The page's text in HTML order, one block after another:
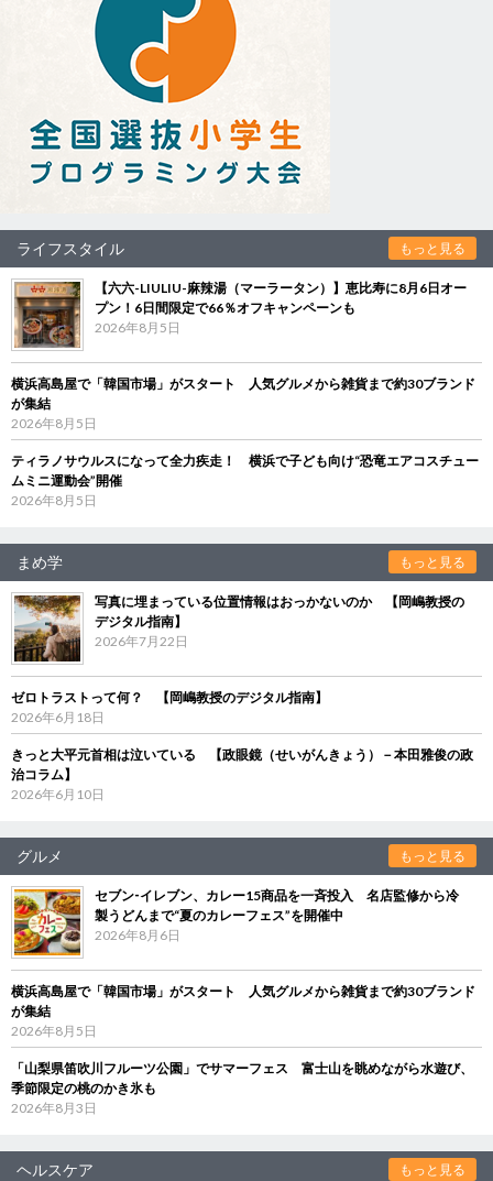
ライフスタイル もっと見る
【六六-LIULIU-麻辣湯（マーラータン）】恵比寿に8月6日オー
プン！6日間限定で66％オフキャンペーンも
2026年8月5日
横浜高島屋で「韓国市場」がスタート 人気グルメから雑貨まで約30ブランド
が集結
2026年8月5日
ティラノサウルスになって全力疾走！ 横浜で子ども向け“恐竜エアコスチュー
ムミニ運動会”開催
2026年8月5日
まめ学 もっと見る
写真に埋まっている位置情報はおっかないのか 【岡嶋教授の
デジタル指南】
2026年7月22日
ゼロトラストって何？ 【岡嶋教授のデジタル指南】
2026年6月18日
きっと大平元首相は泣いている 【政眼鏡（せいがんきょう）－本田雅俊の政
治コラム】
2026年6月10日
グルメ もっと見る
セブン‐イレブン、カレー15商品を一斉投入 名店監修から冷
製うどんまで“夏のカレーフェス”を開催中
2026年8月6日
横浜高島屋で「韓国市場」がスタート 人気グルメから雑貨まで約30ブランド
が集結
2026年8月5日
「山梨県笛吹川フルーツ公園」でサマーフェス 富士山を眺めながら水遊び、
季節限定の桃のかき氷も
2026年8月3日
ヘルスケア もっと見る